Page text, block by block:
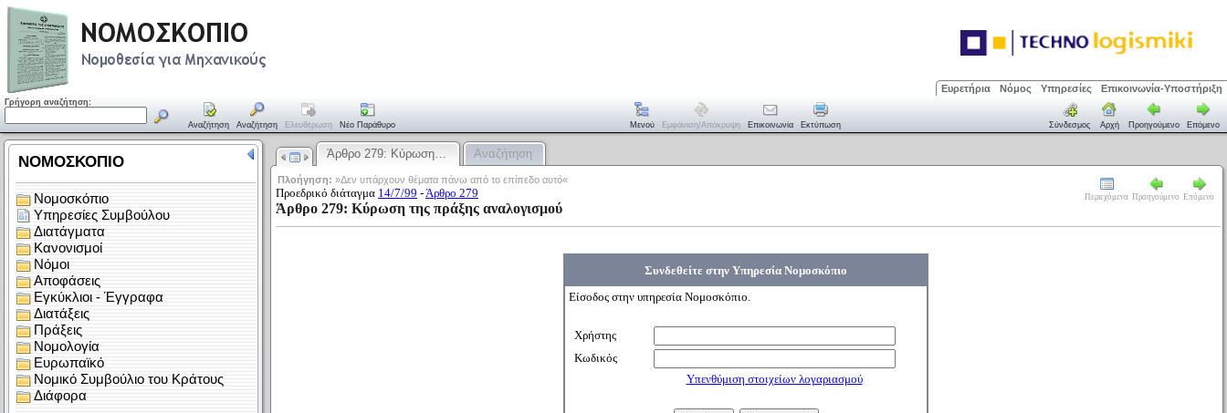
Ευρετήρια Νόμος Υπηρεσίες Επικοινωνία-Υποστήριξη
Γρήγορη αναζήτηση:
Αναζήτηση Αναζήτηση Ελευθέρωση Νέο Παράθυρο Μενού Εμφάνιση/απόκρυψη Επικοινωνία Εκτύπωση Σύνδεσμος Αρχή Προηγούμενο Επόμενο
Άρθρο 279: Κύρωση… Αναζήτηση